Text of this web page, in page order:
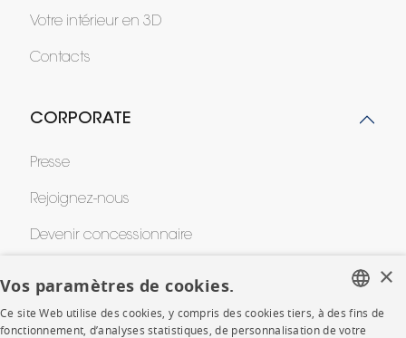
Votre intérieur en 3D
Contacts
CORPORATE
Presse
Rejoignez-nous
Devenir concessionnaire
SHOP
FRENCH
×
Vos paramètres de cookies.
Ce site Web utilise des cookies, y compris des cookies tiers, à des fins de
fonctionnement, d’analyses statistiques, de personnalisation de votre